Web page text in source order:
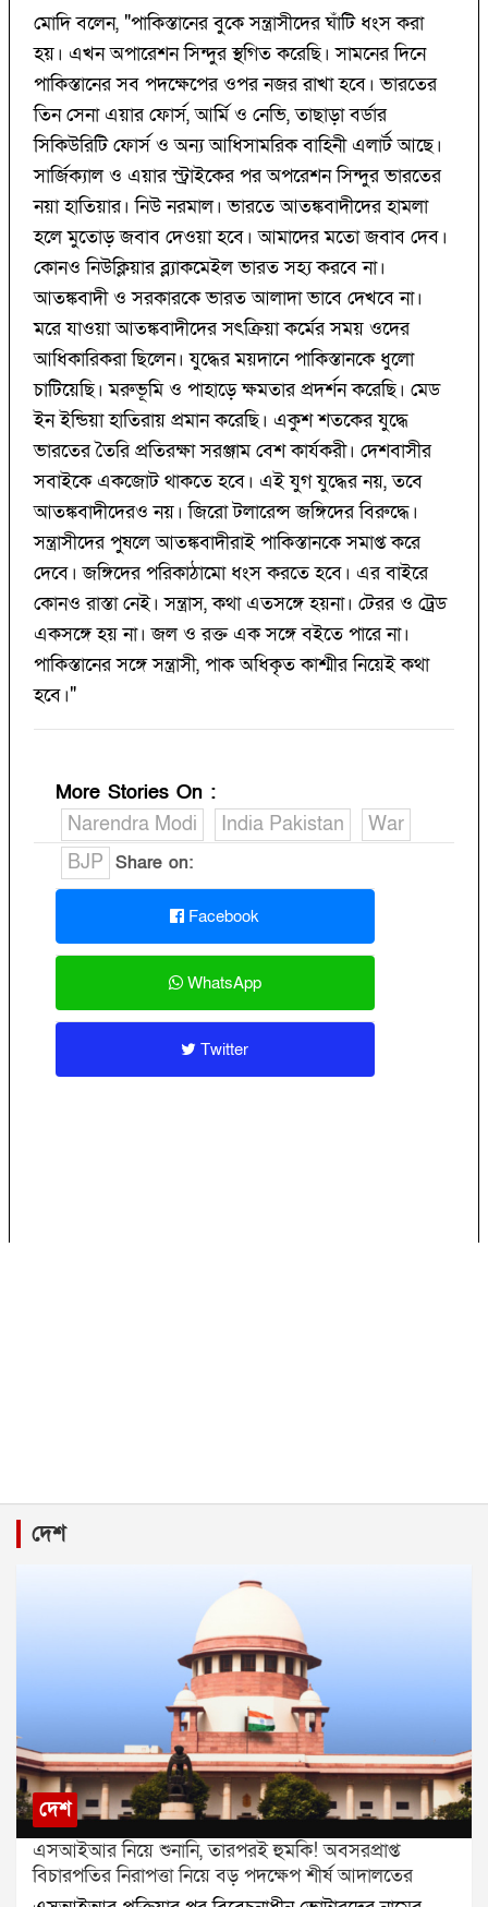
মোদি বলেন, "পাকিস্তানের বুকে সন্ত্রাসীদের ঘাঁটি ধংস করা
হয়। এখন অপারেশন সিন্দুর স্থগিত করেছি। সামনের দিনে
পাকিস্তানের সব পদক্ষেপের ওপর নজর রাখা হবে। ভারতের
তিন সেনা এয়ার ফোর্স, আর্মি ও নেভি, তাছাড়া বর্ডার
সিকিউরিটি ফোর্স ও অন্য আধিসামরিক বাহিনী এলার্ট আছে।
সার্জিক্যাল ও এয়ার স্ট্রাইকের পর অপরেশন সিন্দুর ভারতের
নয়া হাতিয়ার। নিউ নরমাল। ভারতে আতঙ্কবাদীদের হামলা
হলে মুতোড় জবাব দেওয়া হবে। আমাদের মতো জবাব দেব।
কোনও নিউক্লিয়ার ব্ল্যাকমেইল ভারত সহ্য করবে না।
আতঙ্কবাদী ও সরকারকে ভারত আলাদা ভাবে দেখবে না।
মরে যাওয়া আতঙ্কবাদীদের সৎক্রিয়া কর্মের সময় ওদের
আধিকারিকরা ছিলেন। যুদ্ধের ময়দানে পাকিস্তানকে ধুলো
চাটিয়েছি। মরুভূমি ও পাহাড়ে ক্ষমতার প্রদর্শন করেছি। মেড
ইন ইন্ডিয়া হাতিরায় প্রমান করেছি। একুশ শতকের যুদ্ধে
ভারতের তৈরি প্রতিরক্ষা সরঞ্জাম বেশ কার্যকরী। দেশবাসীর
সবাইকে একজোট থাকতে হবে। এই যুগ যুদ্ধের নয়, তবে
আতঙ্কবাদীদেরও নয়। জিরো টলারেন্স জঙ্গিদের বিরুদ্ধে।
সন্ত্রাসীদের পুষলে আতঙ্কবাদীরাই পাকিস্তানকে সমাপ্ত করে
দেবে। জঙ্গিদের পরিকাঠামো ধংস করতে হবে। এর বাইরে
কোনও রাস্তা নেই। সন্ত্রাস, কথা এতসঙ্গে হয়না। টেরর ও ট্রেড
একসঙ্গে হয় না। জল ও রক্ত এক সঙ্গে বইতে পারে না।
পাকিস্তানের সঙ্গে সন্ত্রাসী, পাক অধিকৃত কাশ্মীর নিয়েই কথা
হবে।"
More Stories On :
Narendra Modi
India Pakistan
War
BJP Share on:
Facebook
WhatsApp
Twitter
দেশ
দেশ
এসআইআর নিয়ে শুনানি, তারপরই হুমকি! অবসরপ্রাপ্ত
বিচারপতির নিরাপত্তা নিয়ে বড় পদক্ষেপ শীর্ষ আদালতের